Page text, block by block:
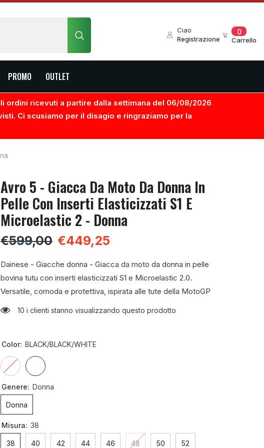
00
Carrello
Ciao
Registrazione
PROMO OUTLET
ordini ricevuti a partire dalla settimana del 06/08/2026
Ci scusiamo per il disagio e ringraziamo per la
Avro 5 - Giacca Da Moto Da Donna In
Pelle Con Inserti Elasticizzati S1 E
Microelastic 2 - Donna
€599,00 €449,25
Dainese - Giacche donna - Giacca da moto da donna in pelle
bovina tutu con inserti elasticizzati S1 e Microelastic 2.0.
Versatile, comoda e protettiva, ispirata alle tute della MotoGP
10 i clienti stanno visualizzando questo prodotto
Color: BLACK/BLACK/WHITE
Genere: Donna
Donna
Misura: 38
38 40 42 44 46 48 50 52